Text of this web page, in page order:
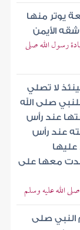
يوتر منها
الأيمن
رسول الله صلى
لا تصلي
صلى الله
عند رأس
عند رأس
معها على
الله عليه وسلم
النبي صلى